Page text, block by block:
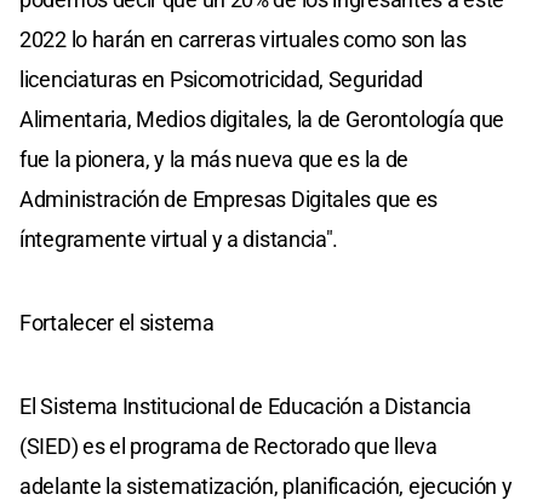
2022 lo harán en carreras virtuales como son las
licenciaturas en Psicomotricidad, Seguridad
Alimentaria, Medios digitales, la de Gerontología que
fue la pionera, y la más nueva que es la de
Administración de Empresas Digitales que es
íntegramente virtual y a distancia".
Fortalecer el sistema
El Sistema Institucional de Educación a Distancia
(SIED) es el programa de Rectorado que lleva
adelante la sistematización, planificación, ejecución y